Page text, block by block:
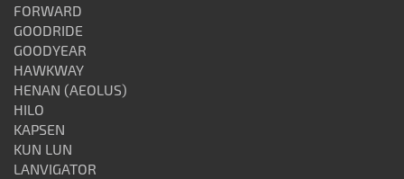
FORWARD
GOODRIDE
GOODYEAR
HAWKWAY
HENAN (AEOLUS)
HILO
KAPSEN
KUN LUN
LANVIGATOR